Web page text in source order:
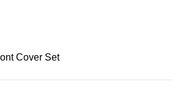
Cover Set